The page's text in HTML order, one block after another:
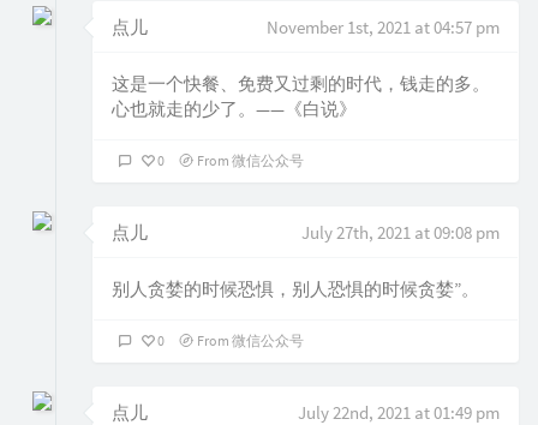
点儿 November 1st, 2021 at 04:57 pm
这是一个快餐、免费又过剩的时代，钱走的多。
心也就走的少了。——《白说》
0 From 微信公众号
点儿 July 27th, 2021 at 09:08 pm
别人贪婪的时候恐惧，别人恐惧的时候贪婪”。
0 From 微信公众号
点儿 July 22nd, 2021 at 01:49 pm